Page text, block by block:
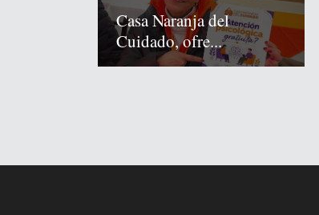
Casa Naranja del
Cuidado, ofre...